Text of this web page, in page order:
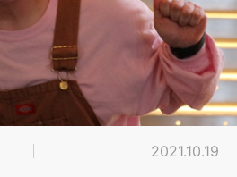
2021.10.19